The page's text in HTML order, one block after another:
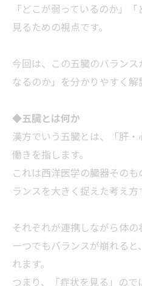
「どこが弱っているのか」
見るための視点です。
今回は、この五臓のバラン
なるのか」を分かりやすく解
◆五臓とは何か
漢方でいう五臓とは、「肝
働きを指します。
これは西洋医学の臓器その
ランスを大きく捉えた考え方
それぞれが連携しながら体
一つでもバランスが崩れる
れます。
つまり、「症状を見る」の